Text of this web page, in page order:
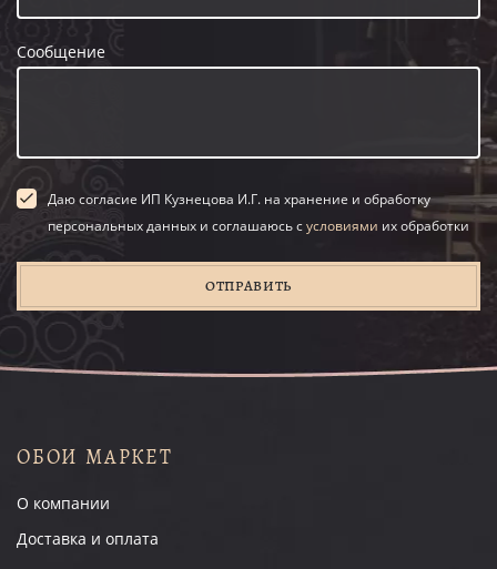
Сообщение
Даю согласие ИП Кузнецова И.Г. на хранение и обработку
персональных данных и соглашаюсь сусловиями их обработки
ОТПРАВИТЬ
ОБОИ МАРКЕТ
О компании
Доставка и оплата